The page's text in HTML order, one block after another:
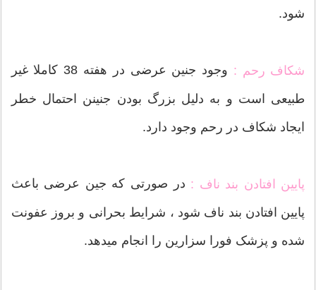
شود.
شکاف رحم : وجود جنین عرضی در هفته 38 کاملا غیر
طبیعی است و به دلیل بزرگ بودن جنینن احتمال خطر
ایجاد شکاف در رحم وجود دارد.
پایین افتادن بند ناف : در صورتی که جین عرضی باعث
پایین افتادن بند ناف شود ، شرایط بحرانی و بروز عفونت
شده و پزشک فورا سزارین را انجام میدهد.